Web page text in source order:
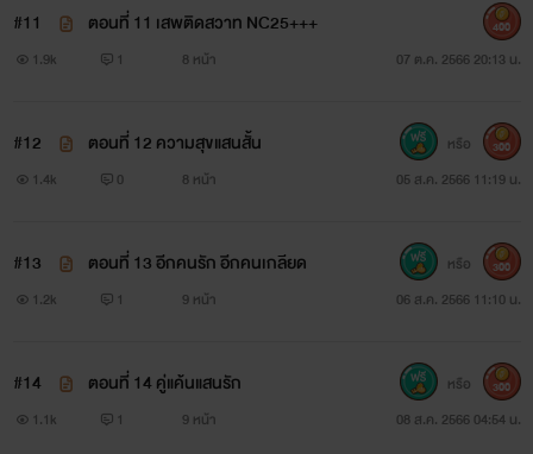
#11 ตอนที่ 11 เสพติดสวาท NC25+++
1.9k 1 8 หน้า 07 ต.ค. 2566 20:13 น.
400
#12 ตอนที่ 12 ความสุขแสนสั้น
1.4k 0 8 หน้า 05 ส.ค. 2566 11:19 น.
หรือ 300
#13 ตอนที่ 13 อีกคนรัก อีกคนเกลียด
1.2k 1 9 หน้า 06 ส.ค. 2566 11:10 น.
หรือ 300
#14 ตอนที่ 14 คู่แค้นแสนรัก
1.1k 1 9 หน้า 08 ส.ค. 2566 04:54 น.
หรือ 300